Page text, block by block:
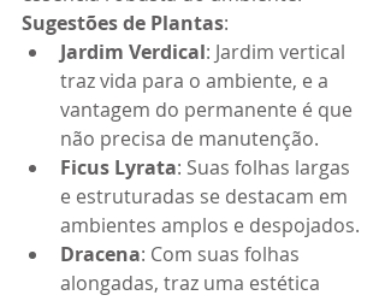
Sugestões de Plantas:
Jardim Verdical: Jardim vertical
traz vida para o ambiente, e a
vantagem do permanente é que
não precisa de manutenção.
Ficus Lyrata: Suas folhas largas
e estruturadas se destacam em
ambientes amplos e despojados.
Dracena: Com suas folhas
alongadas, traz uma estética